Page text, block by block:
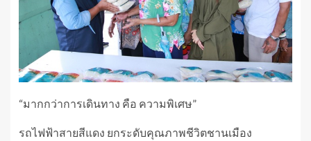
“มากกว่าการเดินทาง คือ ความพิเศษ”
รถไฟฟ้าสายสีแดง ยกระดับคุณภาพชีวิตชานเมือง